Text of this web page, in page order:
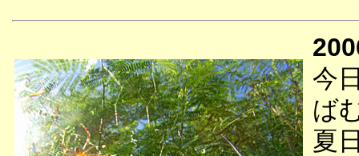
今
ば
夏